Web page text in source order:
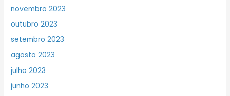
novembro 2023
outubro 2023
setembro 2023
agosto 2023
julho 2023
junho 2023